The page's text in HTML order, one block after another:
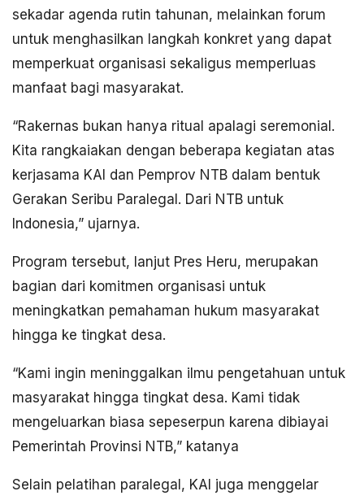
sekadar agenda rutin tahunan, melainkan forum
untuk menghasilkan langkah konkret yang dapat
memperkuat organisasi sekaligus memperluas
manfaat bagi masyarakat.
“Rakernas bukan hanya ritual apalagi seremonial.
Kita rangkaiakan dengan beberapa kegiatan atas
kerjasama KAI dan Pemprov NTB dalam bentuk
Gerakan Seribu Paralegal. Dari NTB untuk
Indonesia,” ujarnya.
Program tersebut, lanjut Pres Heru, merupakan
bagian dari komitmen organisasi untuk
meningkatkan pemahaman hukum masyarakat
hingga ke tingkat desa.
“Kami ingin meninggalkan ilmu pengetahuan untuk
masyarakat hingga tingkat desa. Kami tidak
mengeluarkan biasa sepeserpun karena dibiayai
Pemerintah Provinsi NTB,” katanya
Selain pelatihan paralegal, KAI juga menggelar